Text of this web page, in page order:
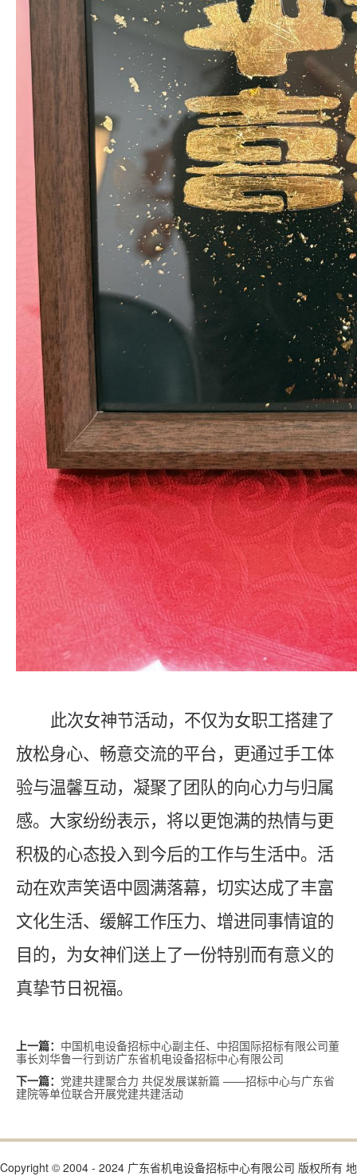
此次女神节活动，不仅为女职工搭建了
放松身心、畅意交流的平台，更通过手工体
验与温馨互动，凝聚了团队的向心力与归属
感。大家纷纷表示，将以更饱满的热情与更
积极的心态投入到今后的工作与生活中。活
动在欢声笑语中圆满落幕，切实达成了丰富
文化生活、缓解工作压力、增进同事情谊的
目的，为女神们送上了一份特别而有意义的
真挚节日祝福。
上一篇： 中国机电设备招标中心副主任、中招国际招标有限公司董
事长刘华鲁一行到访广东省机电设备招标中心有限公司
下一篇： 党建共建聚合力 共促发展谋新篇 ——招标中心与广东省
建院等单位联合开展党建共建活动
Copyright © 2004 - 2024 广东省机电设备招标中心有限公司 版权所有 地